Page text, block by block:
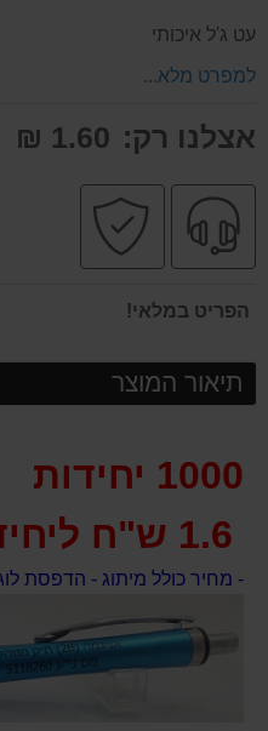
עט ג'ל איכותי
למפרט מלא...
אצלנו רק: 1.60 ₪
שירות
מקצועי
הפריט במלאי!
תיאור המוצר
1000 יחידות
- מחיר כולל מיתוג - הדפסת